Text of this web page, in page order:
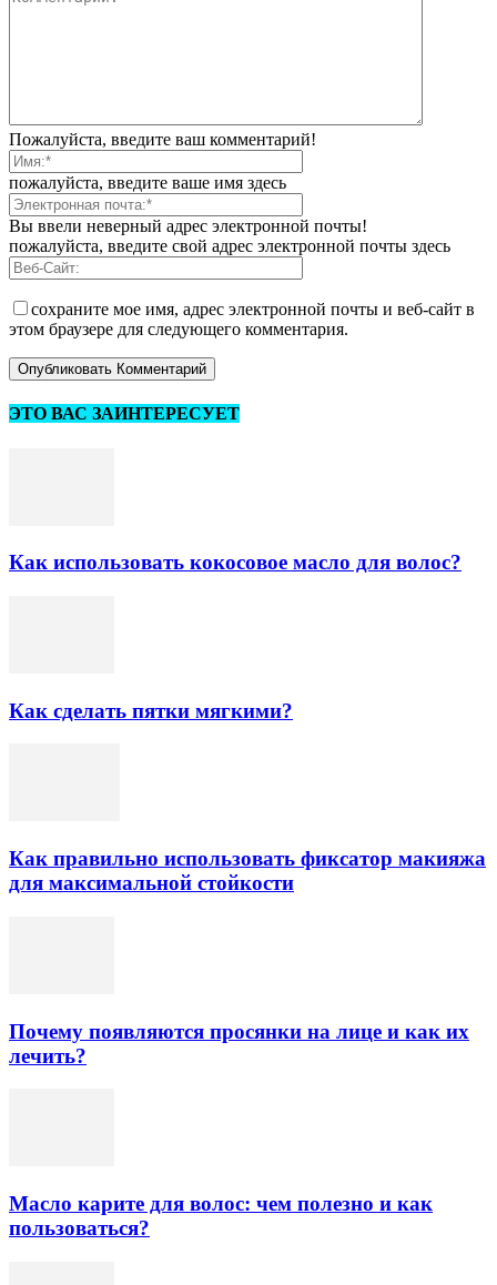
Пожалуйста, введите ваш комментарий!
пожалуйста, введите ваше имя здесь
Вы ввели неверный адрес электронной почты!
пожалуйста, введите свой адрес электронной почты здесь
сохраните мое имя, адрес электронной почты и веб-сайт в
этом браузере для следующего комментария.
ЭТО ВАС ЗАИНТЕРЕСУЕТ
Как использовать кокосовое масло для волос?
Как сделать пятки мягкими?
Как правильно использовать фиксатор макияжа
для максимальной стойкости
Почему появляются просянки на лице и как их
лечить?
Масло карите для волос: чем полезно и как
пользоваться?